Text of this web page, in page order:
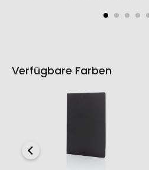
Verfügbare Farben